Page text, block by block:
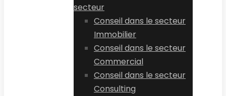
secteur
Conseil dans le secteur
Immobilier
Conseil dans le secteur
Commercial
Conseil dans le secteur
Consulting